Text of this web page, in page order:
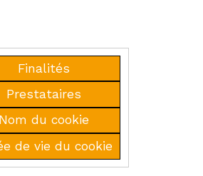
Finalités
Prestataires
Nom du cookie
de vie du cookie